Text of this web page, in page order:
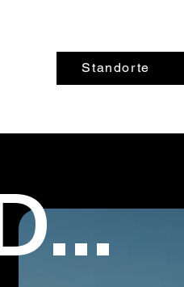
Standorte